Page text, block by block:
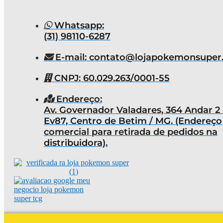
Whatsapp:
(31) 98110-6287
E-mail:
CNPJ: 60.029.263/0001-55
Endereço:
Av. Governador Valadares, 364 Andar 2
Ev87, Centro de Betim / MG. (Endereço
comercial para retirada de pedidos na
distribuidora).